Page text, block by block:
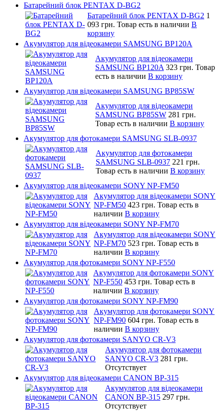
Батарейний блок PENTAX D-BG2
Батарейний блок PENTAX D-BG2 1
093 грн. Товар есть в наличии В
корзину
Акумулятор для відеокамери SAMSUNG BP120A
Акумулятор для відеокамери
SAMSUNG BP120A 323 грн. Товар
есть в наличии В корзину
Акумулятор для відеокамери SAMSUNG BP85SW
Акумулятор для відеокамери
SAMSUNG BP85SW 281 грн.
Товар есть в наличии В корзину
Акумулятор для фотокамери SAMSUNG SLB-0937
Акумулятор для фотокамери
SAMSUNG SLB-0937 221 грн.
Товар есть в наличии В корзину
Акумулятор для відеокамери SONY NP-FM50
Акумулятор для відеокамери SONY
NP-FM50 423 грн. Товар есть в
наличии В корзину
Акумулятор для відеокамери SONY NP-FM70
Акумулятор для відеокамери SONY
NP-FM70 523 грн. Товар есть в
наличии В корзину
Акумулятор для фотокамери SONY NP-F550
Акумулятор для фотокамери SONY
NP-F550 453 грн. Товар есть в
наличии В корзину
Акумулятор для фотокамери SONY NP-FM90
Акумулятор для фотокамери SONY
NP-FM90 604 грн. Товар есть в
наличии В корзину
Акумулятор для фотокамери SANYO CR-V3
Акумулятор для фотокамери
SANYO CR-V3 281 грн.
Отсутствует
Акумулятор для відеокамери CANON BP-315
Акумулятор для відеокамери
CANON BP-315 297 грн.
Отсутствует